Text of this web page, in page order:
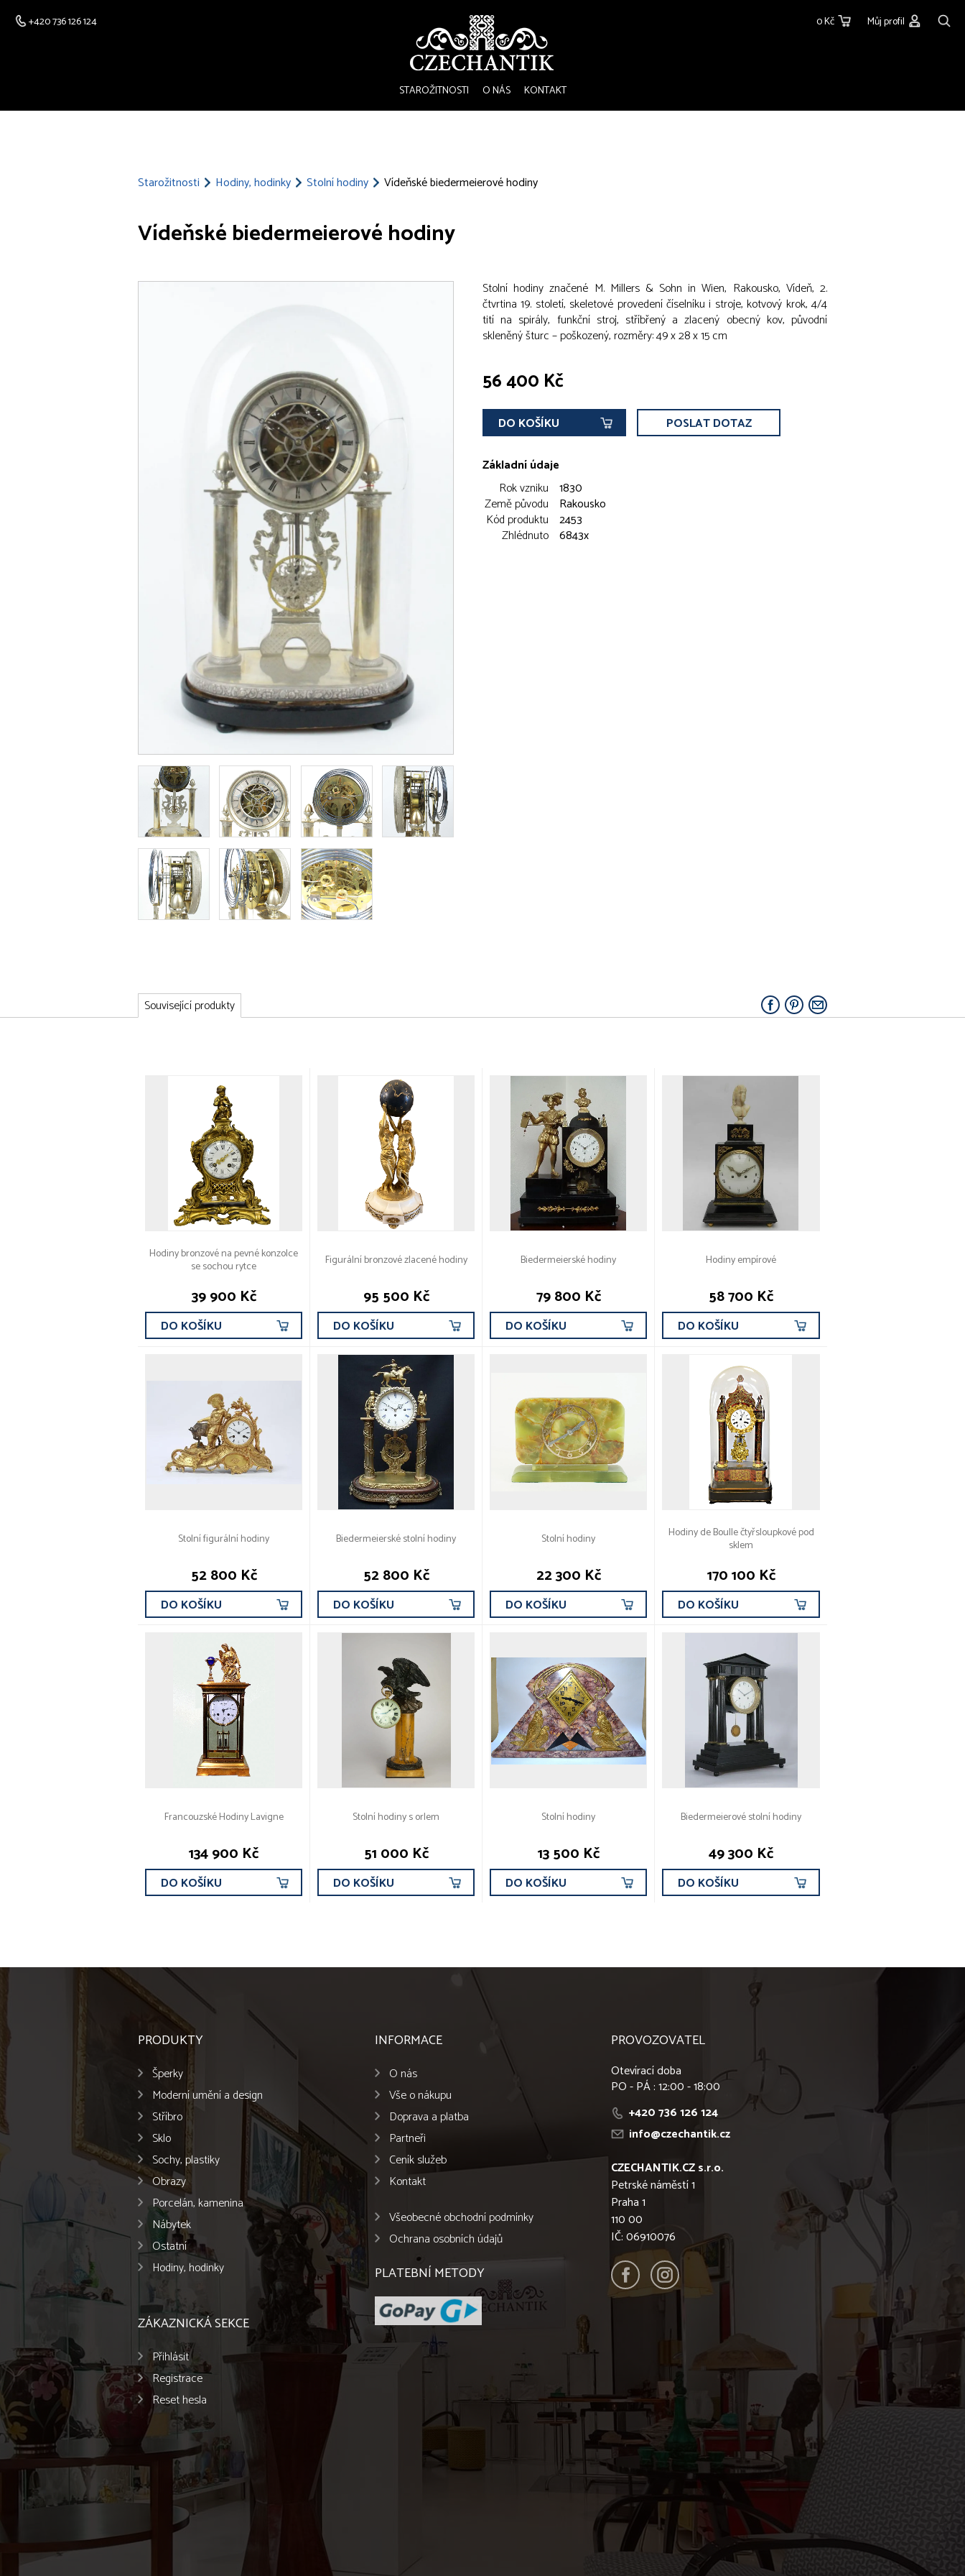
+420 736 126 124 0 Kč Můj profil
STAROŽITNOSTI O NÁS KONTAKT
Starožitnosti Hodiny, hodinky Stolní hodiny Vídeňské biedermeierové hodiny
Vídeňské biedermeierové hodiny
Stolní hodiny značené M. Millers & Sohn in Wien, Rakousko, Vídeň, 2.
čtvrtina 19. století, skeletové provedení číselníku i stroje, kotvový krok, 4/4
tití na spirály, funkční stroj, stříbřený a zlacený obecný kov, původní
skleněný šturc – poškozený, rozměry: 49 x 28 x 15 cm
56 400 Kč
DO KOŠÍKU POSLAT DOTAZ
Základní údaje
Rok vzniku 1830
Země původu
Rakousko
Kód produktu 2453
Zhlédnuto 6843x
Související produkty
Hodiny bronzové na pevné konzolce
se sochou rytce
39 900 Kč
DO KOŠÍKU
Figurální bronzové zlacené hodiny
95 500 Kč
DO KOŠÍKU
Biedermeierské hodiny
79 800 Kč
DO KOŠÍKU
Hodiny empírové
58 700 Kč
DO KOŠÍKU
Stolní figurální hodiny
52 800 Kč
DO KOŠÍKU
Biedermeierské stolní hodiny
52 800 Kč
DO KOŠÍKU
Stolní hodiny
22 300 Kč
DO KOŠÍKU
Hodiny de Boulle čtyřsloupkové pod
sklem
170 100 Kč
DO KOŠÍKU
Francouzské Hodiny Lavigne
134 900 Kč
DO KOŠÍKU
Stolní hodiny s orlem
51 000 Kč
DO KOŠÍKU
Stolní hodiny
13 500 Kč
DO KOŠÍKU
Biedermeierové stolní hodiny
49 300 Kč
DO KOŠÍKU
PRODUKTY
Šperky
Moderní umění a design
Stříbro
Sklo
Sochy, plastiky
Obrazy
Porcelán, kamenina
Nábytek
Ostatní
Hodiny, hodinky
ZÁKAZNICKÁ SEKCE
Přihlásit
Registrace
Reset hesla
INFORMACE
O nás
Vše o nákupu
Doprava a platba
Partneři
Ceník služeb
Kontakt
Všeobecné obchodní podmínky
Ochrana osobních údajů
PLATEBNÍ METODY
PROVOZOVATEL
Otevírací doba
PO - PÁ : 12:00 - 18:00
+420 736 126 124
info@czechantik.cz
CZECHANTIK.CZ s.r.o.
Petrské náměstí 1
Praha 1
110 00
IČ: 06910076